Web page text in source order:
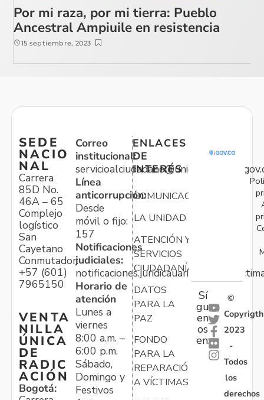
Por mi raza, por mi tierra: Pueblo
Ancestral Ampiuile en resistencia
15 septiembre, 2023
SEDE
NACIO
NAL
Carrera
85D No.
46A – 65
Complejo
logístico
San
Cayetano
Conmutador:
+57 (601)
7965150
VENTA
NILLA
ÚNICA
DE
RADIC
ACIÓN
Bogotá:
Correo
institucional:
Línea
anticorrupción:
Desde
móvil o fijo:
157
Notificaciones
judiciales:
Horario de
atención
Lunes a
viernes
8:00 a.m. –
6:00 p.m.
Sábado,
Domingo y
Festivos
ENLACES
DE
INTERÉS
COMUNICACIONES
LA UNIDAD
ATENCIÓN Y
SERVICIOS
CIUDADANÍA
DATOS
PARA LA
PAZ
FONDO
PARA LA
REPARACIÓN
A VÍCTIMAS
Sí
gu
en
os
en:
©
Copyrigth
2023
-
Todos
los
derechos